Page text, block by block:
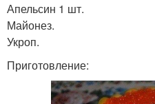
Апельсин 1 шт.
Майонез.
Укроп.
Приготовление: